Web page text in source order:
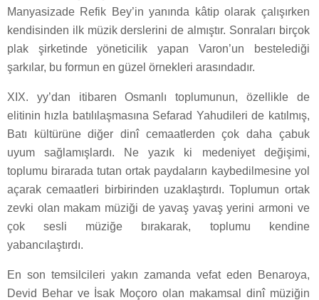
Manyasizade Refik Bey’in yanında kâtip olarak çalışırken
kendisinden ilk müzik derslerini de almıştır. Sonraları birçok
plak şirketinde yöneticilik yapan Varon’un bestelediği
şarkılar, bu formun en güzel örnekleri arasındadır.
XIX. yy’dan itibaren Osmanlı toplumunun, özellikle de
elitinin hızla batılılaşmasına Sefarad Yahudileri de katılmış,
Batı kültürüne diğer dinî cemaatlerden çok daha çabuk
uyum sağlamışlardı. Ne yazık ki medeniyet değişimi,
toplumu birarada tutan ortak paydaların kaybedilmesine yol
açarak cemaatleri birbirinden uzaklaştırdı. Toplumun ortak
zevki olan makam müziği de yavaş yavaş yerini armoni ve
çok sesli müziğe bırakarak, toplumu kendine
yabancılaştırdı.
En son temsilcileri yakın zamanda vefat eden Benaroya,
Devid Behar ve İsak Moçoro olan makamsal dinî müziğin